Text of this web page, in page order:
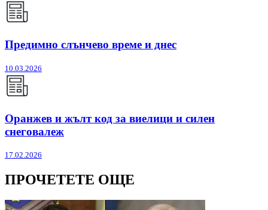
Предимно слънчево време и днес
10.03.2026
Оранжев и жълт код за виелици и силен
снеговалеж
17.02.2026
ПРОЧЕТЕТЕ ОЩЕ